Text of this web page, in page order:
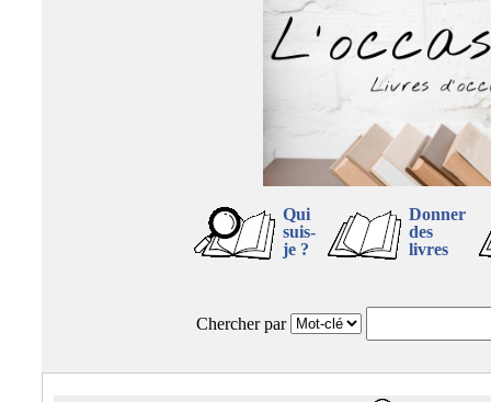
Qui
suis-
je ?
Donner
des
livres
Chercher par